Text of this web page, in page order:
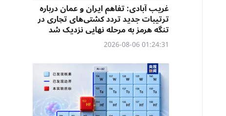
غریب آبادی: تفاهم ایران و عمان درباره
ترتیبات جدید تردد کشتی‌های تجاری در
تنگه هرمز به مرحله نهایی نزدیک شد
01:24:31 2026-08-06